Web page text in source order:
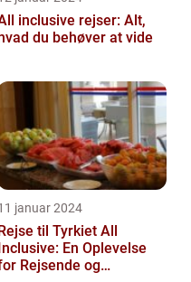
inclusive rejser: Alt,
hvad du behøver at vide
januar 2024
Rejse til Tyrkiet All
Inclusive: En Oplevelse
Rejsende og